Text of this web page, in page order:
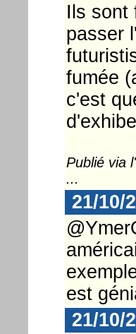
Ils sont
passer
fumée
c'est
Publié via
...
21/10/
est
21/10/